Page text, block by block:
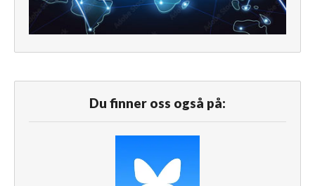
Du finner oss også på: